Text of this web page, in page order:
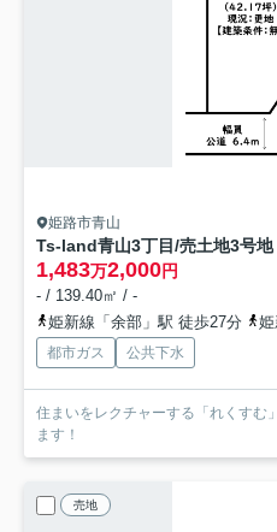
姫路市青山
Ts-land青山3丁目/売土地3号地
1,483万2,000円
- / 139.40㎡ / -
姫新線「余部」駅 徒歩27分
都市ガス 公共下水
住まいをレクチャーする「れくすむ
ます！
売地